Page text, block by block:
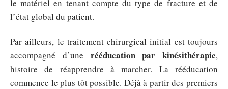
le matériel en tenant compte du type de fracture et de
l’état global du patient.
Par ailleurs, le traitement chirurgical initial est toujours
accompagné d’une rééducation par kinésithérapie,
histoire de réapprendre à marcher. La rééducation
commence le plus tôt possible. Déjà à partir des premiers